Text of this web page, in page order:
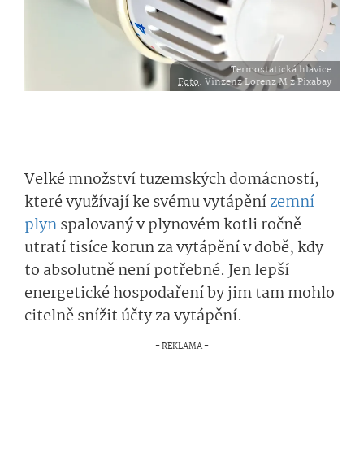
Termostatická hlavice
Foto: Vinzenz Lorenz M z Pixabay
Velké množství tuzemských domácností,
které využívají ke svému vytápěnízemní
plynspalovaný v plynovém kotli ročně
utratí tisíce korun za vytápění v době, kdy
to absolutně není potřebné. Jen lepší
energetické hospodaření by jim tam mohlo
citelně snížit účty za vytápění.